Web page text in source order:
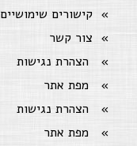
קישורים שימושיים
צור קשר
הצהרת נגישות
מפת אתר
הצהרת נגישות
מפת אתר